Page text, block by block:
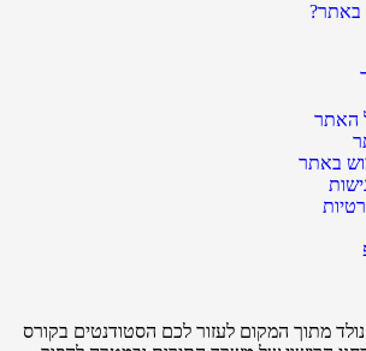
באתר?
האתר
באתר
מתוך המקום לעזור לכם הסטודנטים בקורס